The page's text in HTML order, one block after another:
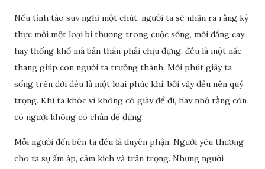
Nếu tỉnh táo suy nghĩ một chút, người ta sẽ nhận ra rằng kỳ
thực mỗi một loại bi thương trong cuộc sống, mỗi đắng cay
hay thống khổ mà bản thân phải chịu đựng, đều là một nấc
thang giúp con người ta trưởng thành. Mỗi phút giây ta
sống trên đời đều là một loại phúc khí, bởi vậy đều nên quý
trọng. Khi ta khóc vì không có giày để đi, hãy nhớ rằng còn
có người không có chân để đứng.
Mỗi người đến bên ta đều là duyên phận. Người yêu thương
cho ta sự ấm áp, cảm kích và trân trọng. Nhưng người